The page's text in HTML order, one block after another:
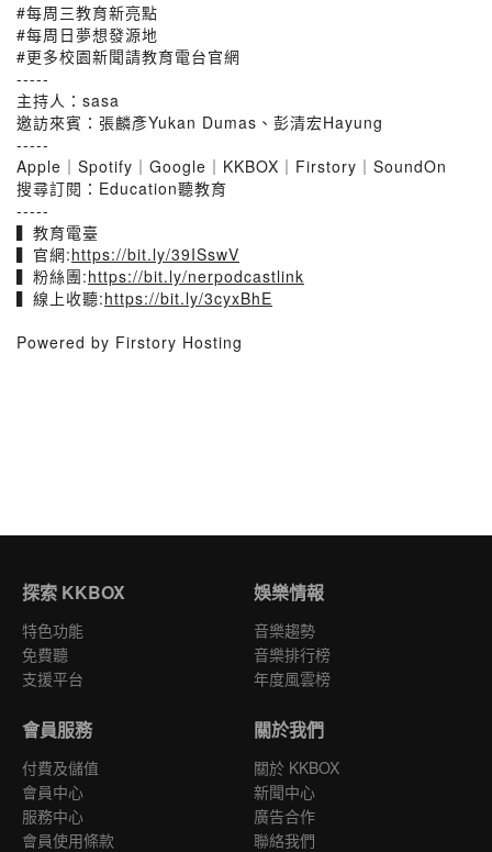
#每周三教育新亮點
#每周日夢想發源地
#更多校園新聞請教育電台官網
-----
主持人：sasa
邀訪來賓：張麟彥Yukan Dumas、彭清宏Hayung
-----
Apple｜Spotify｜Google｜KKBOX｜Firstory｜SoundOn
搜尋訂閱：Education聽教育
-----
▍教育電臺
▍官網:https://bit.ly/39ISswV
▍粉絲團:https://bit.ly/nerpodcastlink
▍線上收聽:https://bit.ly/3cyxBhE
Powered by Firstory Hosting
探索 KKBOX
特色功能
免費聽
支援平台
娛樂情報
音樂趨勢
音樂排行榜
年度風雲榜
會員服務
付費及儲值
會員中心
服務中心
會員使用條款
關於我們
關於 KKBOX
新聞中心
廣告合作
聯絡我們